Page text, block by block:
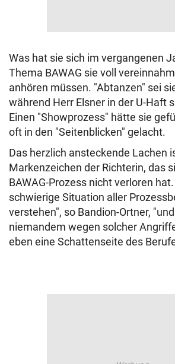
Was hat sie sich im vergangenen
Thema BAWAG sie voll
anhören müssen. "Abtanzen" sei
während Herr Elsner in der U-Haft
Einen "Showprozess" hätte sie
oft in den "Seitenblicken" gelacht.
Das herzlich ansteckende Lachen
Markenzeichen der Richterin, das
BAWAG-Prozess nicht verloren
schwierige Situation aller
verstehen", so Bandion-Ortner,
niemandem wegen solcher
eben eine Schattenseite des